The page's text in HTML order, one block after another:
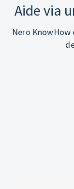
Aide via
Nero